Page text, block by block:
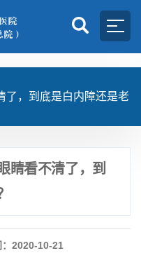
了，到底是白内障还是老
睛看不清了，到
：2020-10-21